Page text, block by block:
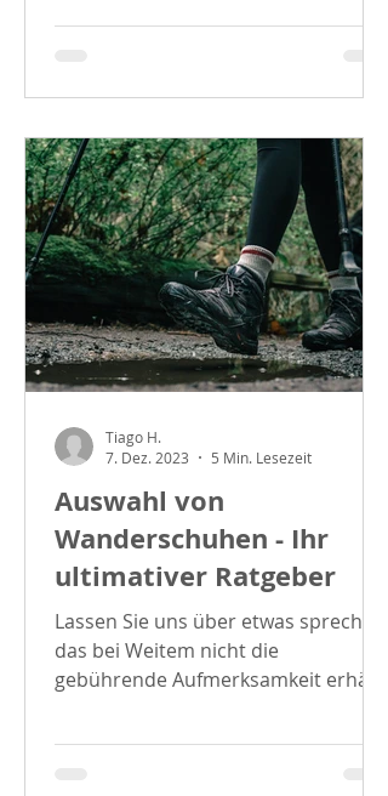
Auswahl von
Wanderschuhen - Ihr
ultimativer Ratgeber
Lassen Sie uns über etwas sprechen,
das bei Weitem nicht die
gebührende Aufmerksamkeit erhält
als nur...
Tiago H.
7. Dez. 2023
5 Min. Lesezeit